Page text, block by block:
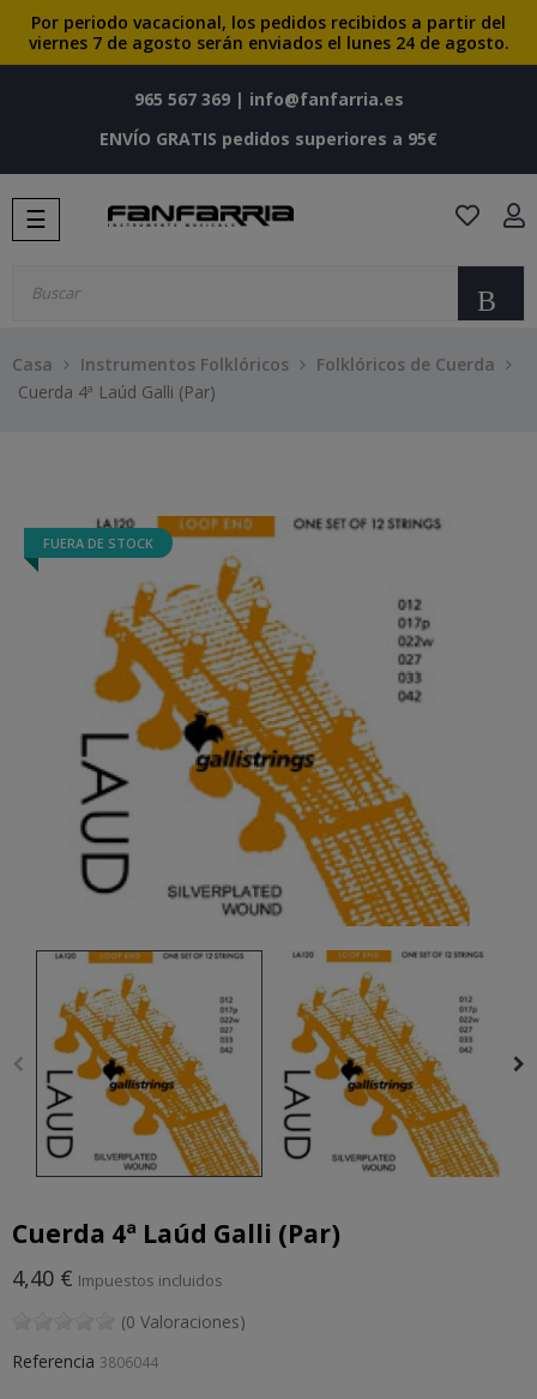
Por periodo vacacional, los pedidos recibidos a partir del
viernes 7 de agosto serán enviados el lunes 24 de agosto.
965 567 369| info@fanfarria.es
ENVÍO GRATIS pedidos superiores a 95€
Navegación
de
☰
Casa Instrumentos Folklóricos
Folklóricos de Cuerda
Cuerda 4ª Laúd Galli (Par)
FUERA DE STOCK
Cuerda 4ª Laúd Galli (Par)
4,40 € Impuestos incluidos
(0 Valoraciones)
Referencia 3806044